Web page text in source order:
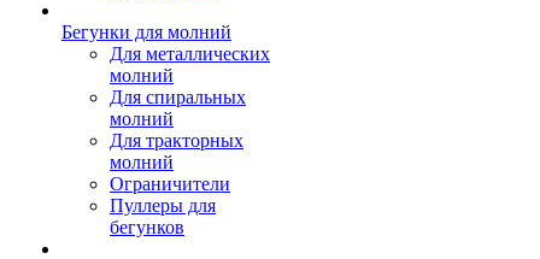
Бегунки для молний
Для металлических
молний
Для спиральных
молний
Для тракторных
молний
Ограничители
Пуллеры для
бегунков